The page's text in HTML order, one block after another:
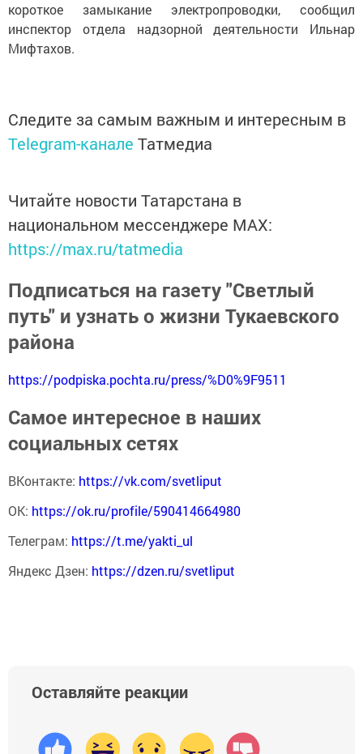
короткое замыкание электропроводки, сообщил
инспектор отдела надзорной деятельности Ильнар
Мифтахов.
Следите за самым важным и интересным в
Telegram-канале Татмедиа
Читайте новости Татарстана в
национальном мессенджере MАХ:
https://max.ru/tatmedia
Подписаться на газету "Светлый
путь" и узнать о жизни Тукаевского
района
https://podpiska.pochta.ru/press/%D0%9F9511
Самое интересное в наших
социальных сетях
ВКонтакте: https://vk.com/svetliput
ОК: https://ok.ru/profile/590414664980
Телеграм: https://t.me/yakti_ul
Яндекс Дзен: https://dzen.ru/svetliput
Оставляйте реакции